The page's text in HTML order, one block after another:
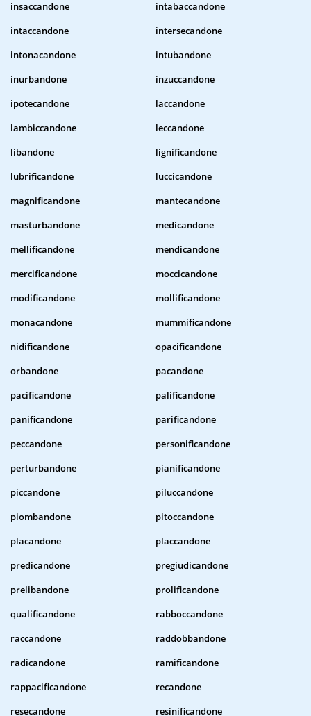
insaccandone
intabaccandone
intaccandone
intersecandone
intonacandone
intubandone
inurbandone
inzuccandone
ipotecandone
laccandone
lambiccandone
leccandone
libandone
lignificandone
lubrificandone
luccicandone
magnificandone
mantecandone
masturbandone
medicandone
mellificandone
mendicandone
mercificandone
moccicandone
modificandone
mollificandone
monacandone
mummificandone
nidificandone
opacificandone
orbandone
pacandone
pacificandone
palificandone
panificandone
parificandone
peccandone
personificandone
perturbandone
pianificandone
piccandone
piluccandone
piombandone
pitoccandone
placandone
placcandone
predicandone
pregiudicandone
prelibandone
prolificandone
qualificandone
rabboccandone
raccandone
raddobbandone
radicandone
ramificandone
rappacificandone
recandone
resecandone
resinificandone